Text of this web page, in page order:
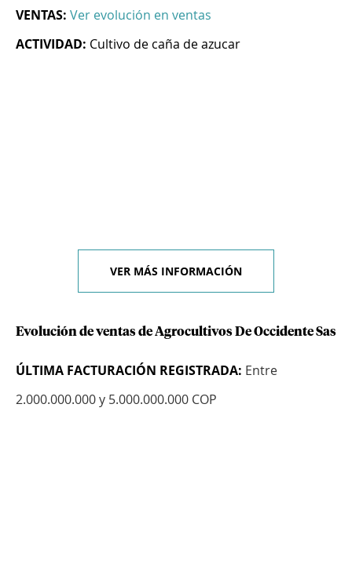
VENTAS: Ver evolución en ventas
ACTIVIDAD: Cultivo de caña de azucar
VER MÁS INFORMACIÓN
Evolución de ventas de Agrocultivos De Occidente Sas
ÚLTIMA FACTURACIÓN REGISTRADA: Entre
2.000.000.000 y 5.000.000.000 COP